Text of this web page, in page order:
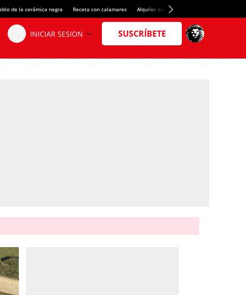
de la cerámica negra Receta con calamares Alquiler de habitaciones en España